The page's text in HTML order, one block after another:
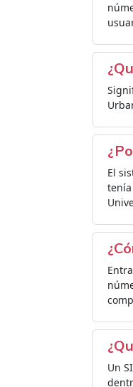
El
Un